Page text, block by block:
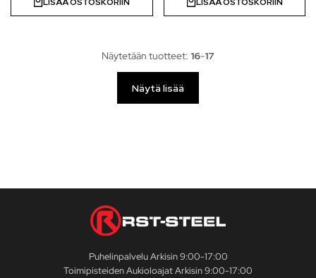
Näytetään tuotteet: 16-17
Näytä lisää
Puhelinpalvelu Arkisin 9:00-17:00
Toimipisteiden Aukioloajat Arkisin 9:00-17:00